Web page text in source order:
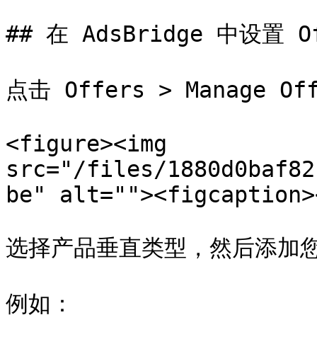
## 在 AdsBridge 中设置
点击 Offers > Manage
<figure><img
src="/files/
be"
选择产品垂直类型，然后添
例如：